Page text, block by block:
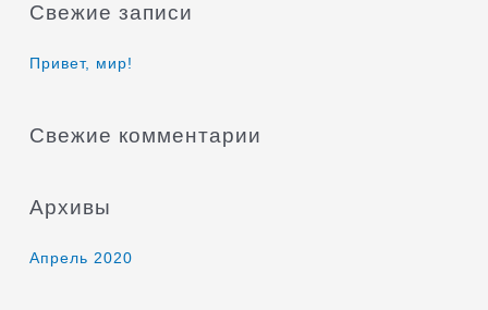
с
Свежие записи
Привет, мир!
Свежие комментарии
Архивы
Апрель 2020